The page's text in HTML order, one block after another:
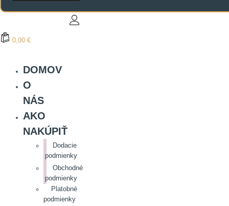
0,00 €
DOMOV
O
NÁS
AKO
NAKÚPIŤ
Dodacie
podmienky
Obchodné
podmienky
Platobné
podmienky